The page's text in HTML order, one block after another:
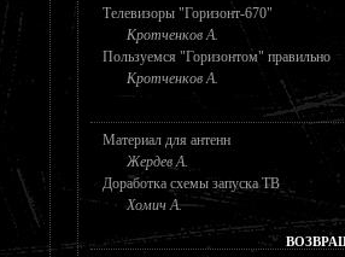
Телевизоры "Горизонт-670"
Кротченков А.
Пользуемся "Горизонтом" правильно
Кротченков А.
Материал для антенн
Жердев А.
Доработка схемы запуска ТВ
Хомич А.